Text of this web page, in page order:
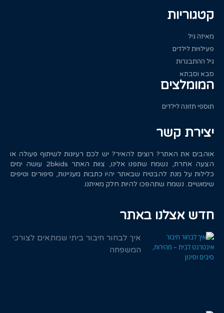
קטגוריות
מאיזה גיל
פעילויות לילדים
גיל ההתבגרות
סבא וסבתא
המומלצים
תוספי תזונה לילדים
יצירת קשר
אוהבים את האתר? רוצים להאיר? יש לכם רעיונות לשיתוף פעולה או
הצעה אחרת, נשמח שתפנו אלינו, צוות האתר 2bkids עושה ימים
כלילות על מנת להבטיח שבאתר יהיו כתבות מעניינות, סיפורים וטיפים
שימושיים. נשמח שתהפכו להיות חלק מאיתנו.
חדש אצלנו באתר
איך לבחור חיבור ביתי שמתאים לצורכי
המשפחה